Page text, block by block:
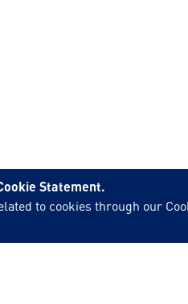
Statement.
to cookies through our